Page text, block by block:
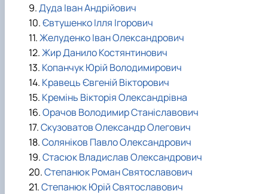
9.Дуда Іван Андрійович
10.Євтушенко Ілля Ігорович
11.Желуденко Іван Олександрович
12.Жир Данило Костянтинович
13. Копанчук Юрій Володимирович
14. Кравець Євгеній Вікторович
15. Кремінь Вікторія Олександрівна
16.Орачов Володимир Станіславович
17.Скузоватов Олександр Олегович
18.Соляніков Павло Олександрович
19.Стасюк Владислав Олександрович
20.Степанюк Роман Святославович
21.Степанюк Юрій Святославович